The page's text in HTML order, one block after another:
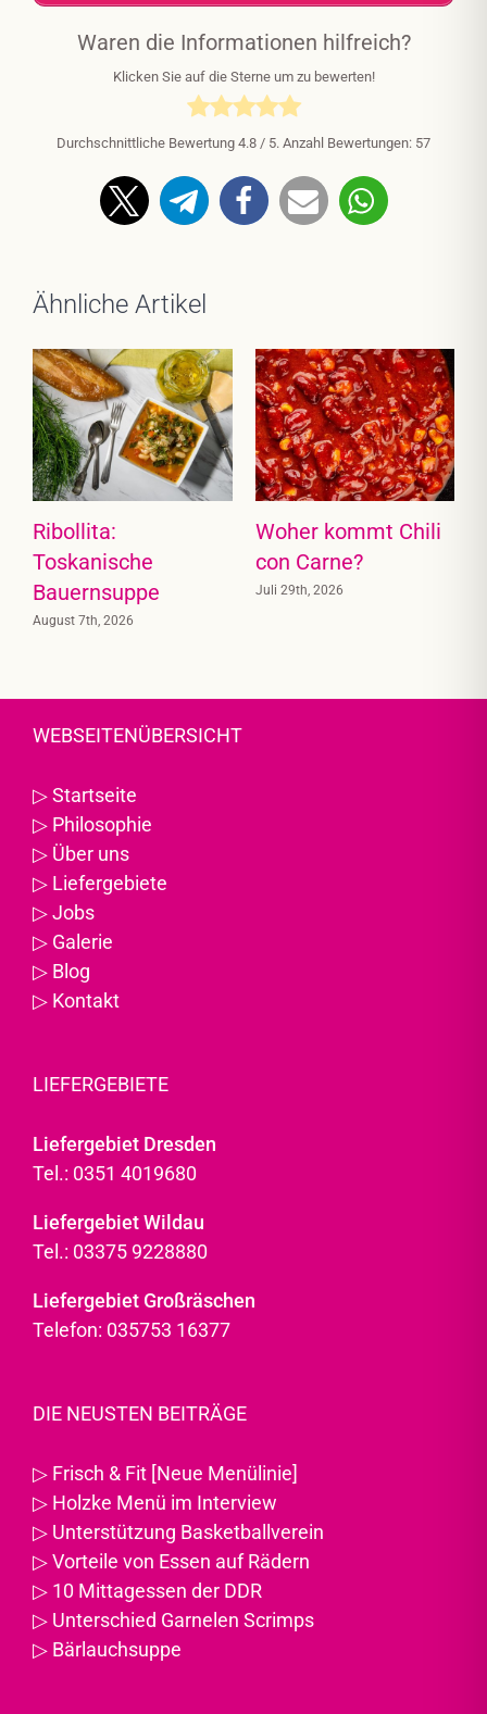
Waren die Informationen hilfreich?
Klicken Sie auf die Sterne um zu bewerten!
Durchschnittliche Bewertung 4.8 / 5. Anzahl Bewertungen: 57
Ähnliche Artikel
Ribollita:
Toskanische
Bauernsuppe
August 7th, 2026
Woher kommt Chili
con Carne?
Juli 29th, 2026
WEBSEITENÜBERSICHT
▷Startseite
▷ Philosophie
▷ Über uns
▷ Liefergebiete
▷Jobs
▷ Galerie
▷ Blog
▷ Kontakt
LIEFERGEBIETE
Liefergebiet Dresden
Tel.: 0351 4019680
Liefergebiet Wildau
Tel.: 03375 9228880
Liefergebiet Großräschen
Telefon: 035753 16377
DIE NEUSTEN BEITRÄGE
▷ Frisch & Fit [Neue Menülinie]
▷ Holzke Menü im Interview
▷ Unterstützung Basketballverein
▷Vorteile von Essen auf Rädern
▷ 10 Mittagessen der DDR
▷ Unterschied Garnelen Scrimps
▷ Bärlauchsuppe